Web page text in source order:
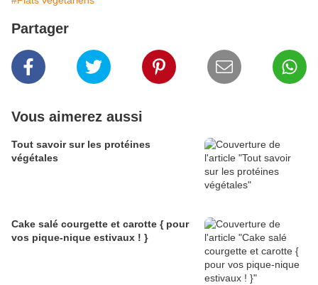
Partager
Vous aimerez aussi
Tout savoir sur les protéines
végétales
Cake salé courgette et carotte { pour
vos pique-nique estivaux ! }